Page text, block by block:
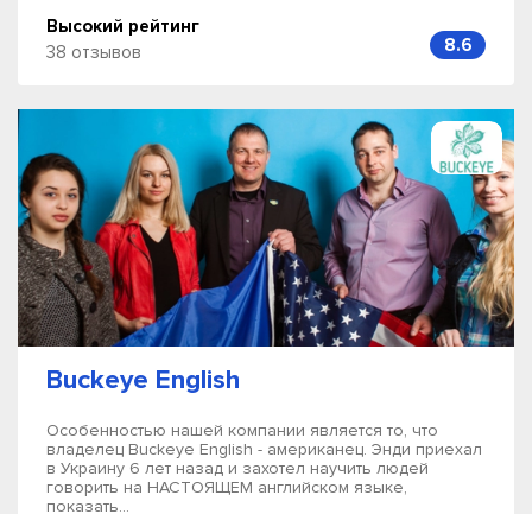
Высокий рейтинг
38 отзывов
8.6
Buckeye English
Особенностью нашей компании является то, что
владелец Buckeye English - американец. Энди приехал
в Украину 6 лет назад и захотел научить людей
говорить на НАСТОЯЩЕМ английском языке,
показать...